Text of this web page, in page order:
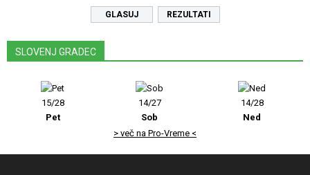
REZULTATI
SLOVENJ GRADEC
15/28
Pet
14/27
Sob
14/28
Ned
> več na Pro-Vreme <